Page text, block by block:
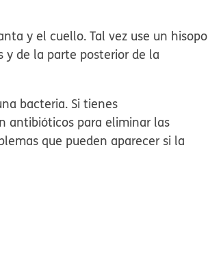
y el cuello. Tal vez use un hisopo
de la parte posterior de la
bacteria. Si tienes
antibióticos para eliminar las
que pueden aparecer si la